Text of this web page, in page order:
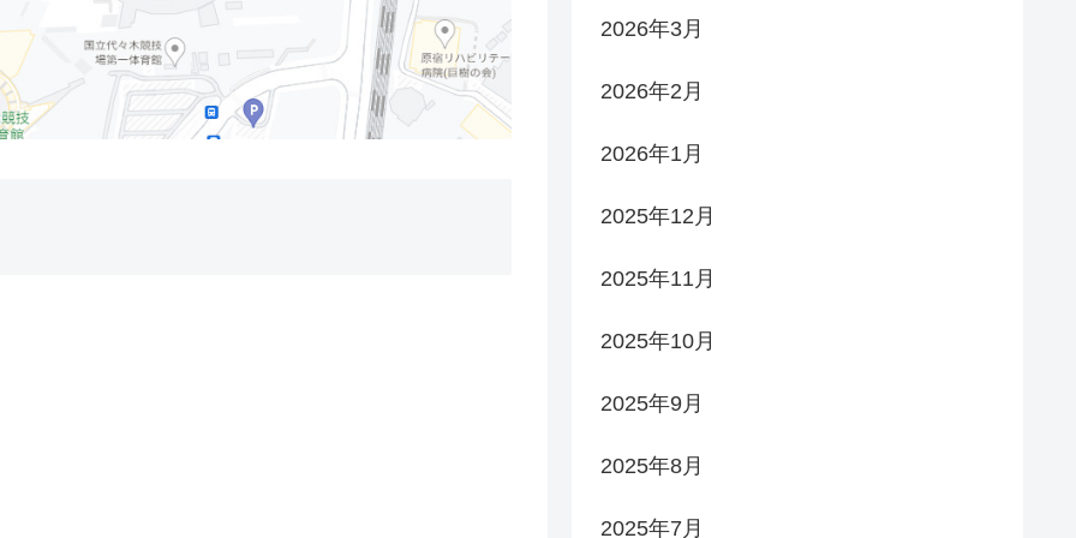
2026年3月
2026年2月
2026年1月
2025年12月
2025年11月
2025年10月
2025年9月
2025年8月
2025年7月